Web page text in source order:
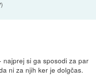
)
si ga sposodi za par
ni za njih ker je dolgčas.